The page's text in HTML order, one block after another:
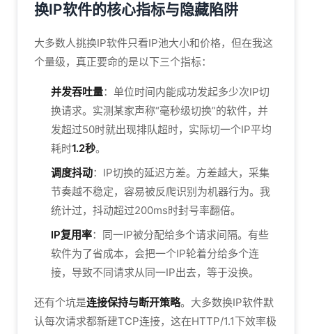
换IP软件的核心指标与隐藏陷阱
大多数人挑换IP软件只看IP池大小和价格，但在我这
个量级，真正要命的是以下三个指标：
并发吞吐量：单位时间内能成功发起多少次IP切
换请求。实测某家声称“毫秒级切换”的软件，并
发超过50时就出现排队超时，实际切一个IP平均
耗时1.2秒。
调度抖动：IP切换的延迟方差。方差越大，采集
节奏越不稳定，容易被反爬识别为机器行为。我
统计过，抖动超过200ms时封号率翻倍。
IP复用率：同一IP被分配给多个请求间隔。有些
软件为了省成本，会把一个IP轮着分给多个连
接，导致不同请求从同一IP出去，等于没换。
还有个坑是连接保持与断开策略。大多数换IP软件默
认每次请求都新建TCP连接，这在HTTP/1.1下效率极